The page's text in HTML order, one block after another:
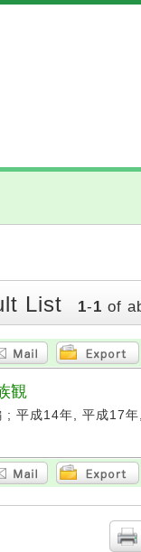
List 1-1 of
観
; 平成14年, 平成17